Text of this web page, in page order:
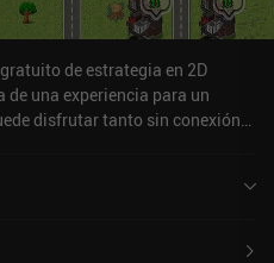
de estrategia en 2D
una experiencia para un
disfrutar tanto sin conexión
de 2021 y tiene actualmente